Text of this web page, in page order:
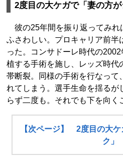
2度目の大ケガで「妻の方が
彼の25年間を振り返ってみれ
ふさわしい。プロキャリア前半
った。コンサドーレ時代の
植する手術を施し、レッズ時代
帯断裂。同様の手術を行なって
れてしまう。選手生命を揺るが
らず二度も。それでも下を向く
【次ページ】 2度目の大ケ
ク」